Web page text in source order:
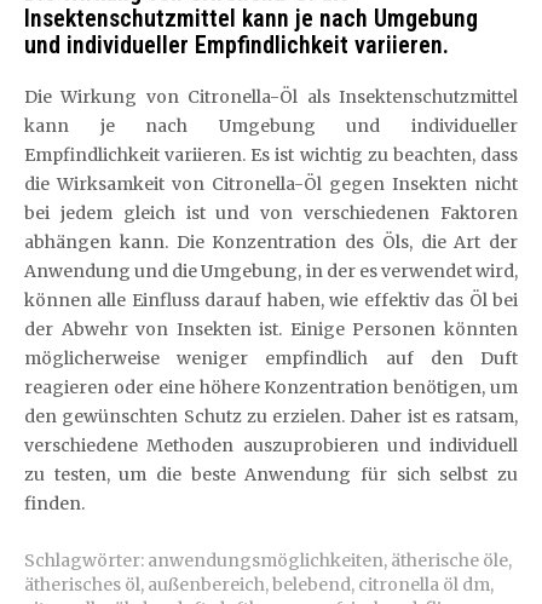
Insektenschutzmittel kann je nach Umgebung
und individueller Empfindlichkeit variieren.
Die Wirkung von Citronella-Öl als Insektenschutzmittel
kann je nach Umgebung und individueller
Empfindlichkeit variieren. Es ist wichtig zu beachten, dass
die Wirksamkeit von Citronella-Öl gegen Insekten nicht
bei jedem gleich ist und von verschiedenen Faktoren
abhängen kann. Die Konzentration des Öls, die Art der
Anwendung und die Umgebung, in der es verwendet wird,
können alle Einfluss darauf haben, wie effektiv das Öl bei
der Abwehr von Insekten ist. Einige Personen könnten
möglicherweise weniger empfindlich auf den Duft
reagieren oder eine höhere Konzentration benötigen, um
den gewünschten Schutz zu erzielen. Daher ist es ratsam,
verschiedene Methoden auszuprobieren und individuell
zu testen, um die beste Anwendung für sich selbst zu
finden.
Schlagwörter: anwendungsmöglichkeiten, ätherische öle,
ätherisches öl, außenbereich,belebend, citronella öl dm,